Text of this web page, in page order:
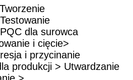
dla surowca
i cięcie>
i przycinanie
produkcji > Utwardzanie